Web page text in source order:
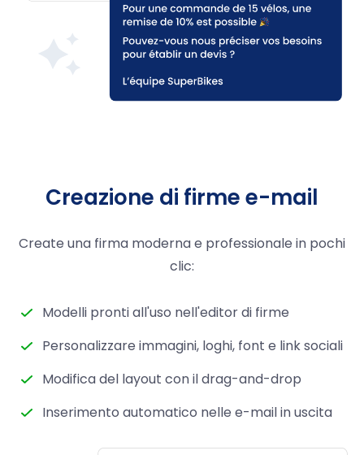
Creazione di firme e-mail
Create una firma moderna e professionale in pochi
clic:
Modelli pronti all'uso nell'editor di firme
Personalizzare immagini, loghi, font e link sociali
Modifica del layout con il drag-and-drop
Inserimento automatico nelle e-mail in uscita